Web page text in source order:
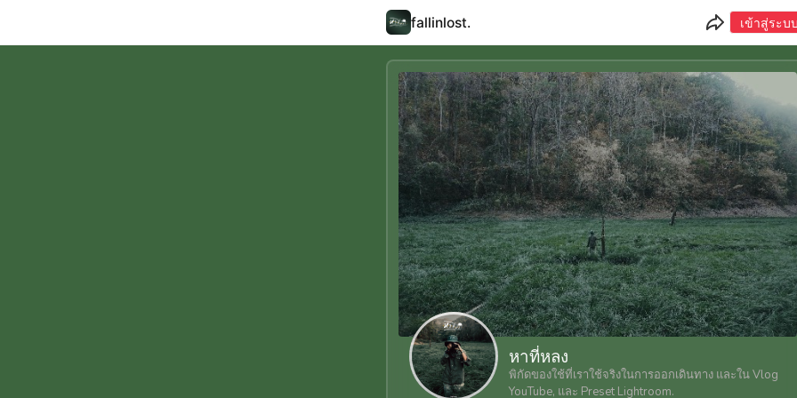
fallinlost... เข้าสู่ระบ
หาที่หลง
พิกัดของใช้ที่เราใช้จริงในการออกเดินทาง และใน Vlog
YouTube, และ Preset Lightroom.